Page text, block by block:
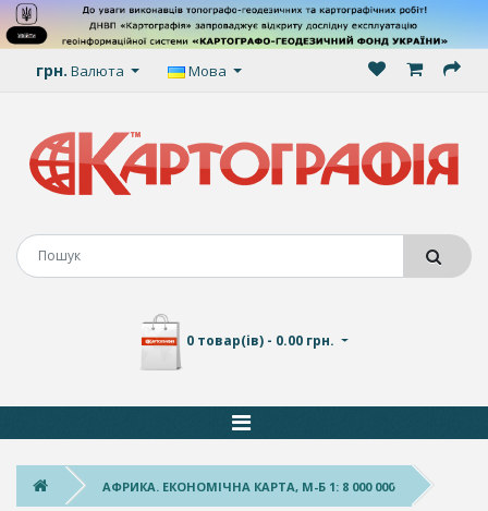
грн. Валюта Мова
0 товар(ів) - 0.00 грн.
АФРИКА. ЕКОНОМІЧНА КАРТА, М-Б 1: 8 000 000